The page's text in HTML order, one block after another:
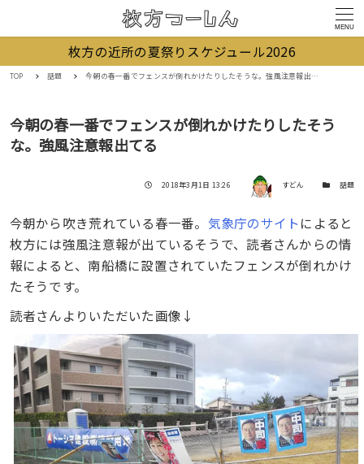
MENU
枚方の近所の夏祭りスケジュール2026
TOP 話題 今朝の春一番でフェンスが倒れかけたりしたそうな。強風注意報出てる
今朝の春一番でフェンスが倒れかけたりしたそう
な。強風注意報出てる
投稿日
2018年3月1日 13:26 著者 すどん カテゴリー
話題
今朝から吹き荒れている春一番。 気象庁のサイト によると
枚方には強風注意報が出ているそうで、読者さんからの情
報によると、南船橋に設置されていたフェンスが倒れかけ
たそうです。
読者さんよりいただいた画像↓